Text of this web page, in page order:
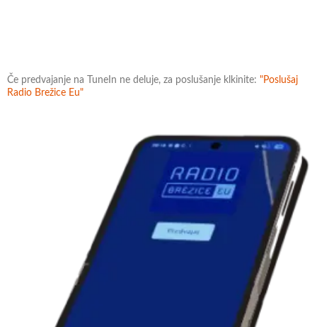
Če predvajanje na TuneIn ne deluje, za poslušanje klkinite: "Poslušaj
Radio Brežice Eu"